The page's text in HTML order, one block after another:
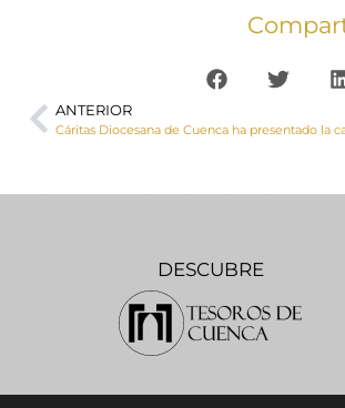
ANTERIOR
DESCUBRE